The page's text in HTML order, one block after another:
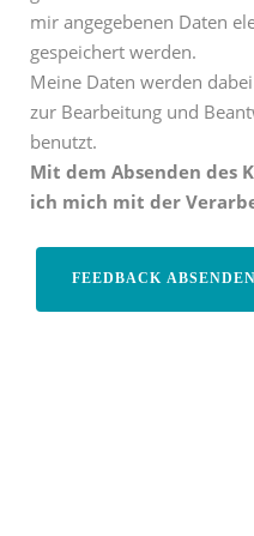
mir angegebenen Daten
gespeichert werden.
Meine Daten werden
zur Bearbeitung und
benutzt.
Mit dem Absenden des
ich mich mit der